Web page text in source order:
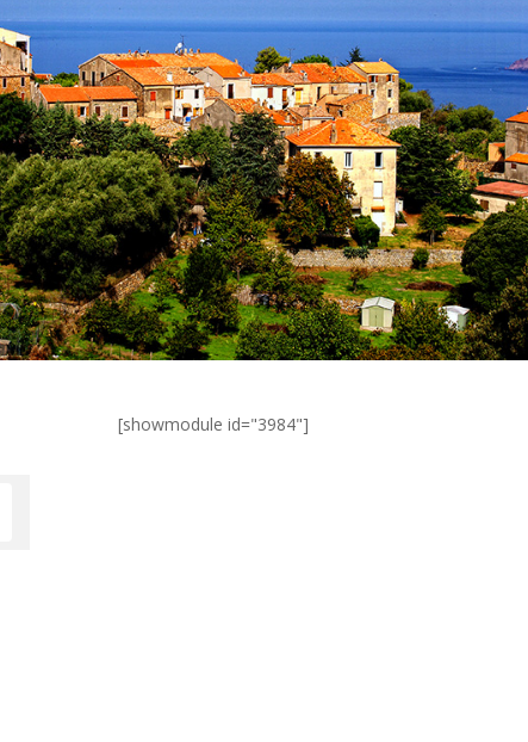
[showmodule id="3984"]